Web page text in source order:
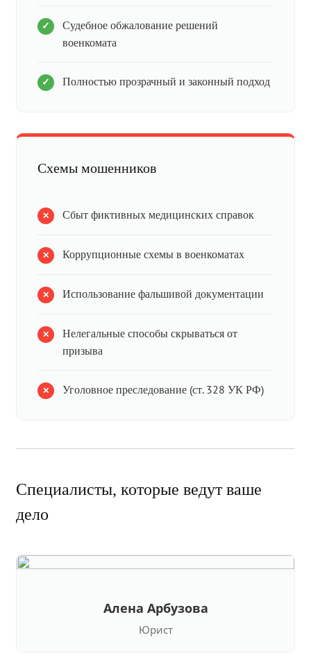
Судебное обжалование решений
военкомата
Полностью прозрачный и законный подход
Схемы мошенников
Сбыт фиктивных медицинских справок
Коррупционные схемы в военкоматах
Использование фальшивой документации
Нелегальные способы скрываться от
призыва
Уголовное преследование (ст. 328 УК РФ)
Специалисты, которые ведут ваше
дело
Алена Арбузова
Юрист